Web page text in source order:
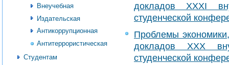
Внеучебная
Издательская
Антикоррупционная
Антитеррористическая
Студентам
докладов XXXI
студенческой
Проблемы
докладов XXX
студенческой